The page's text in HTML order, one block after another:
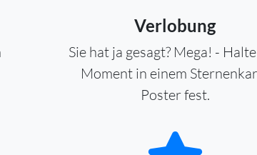
Verlobung
Sie hat ja gesagt? Mega! -
Moment in einem
Poster fest.